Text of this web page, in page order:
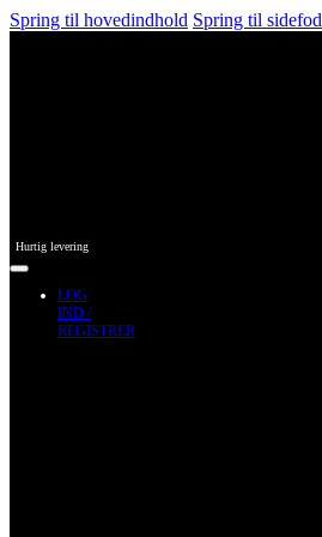
Spring til hovedindhold Spring til sidefod
Hurtig levering
LOG
IND /
REGISTRER